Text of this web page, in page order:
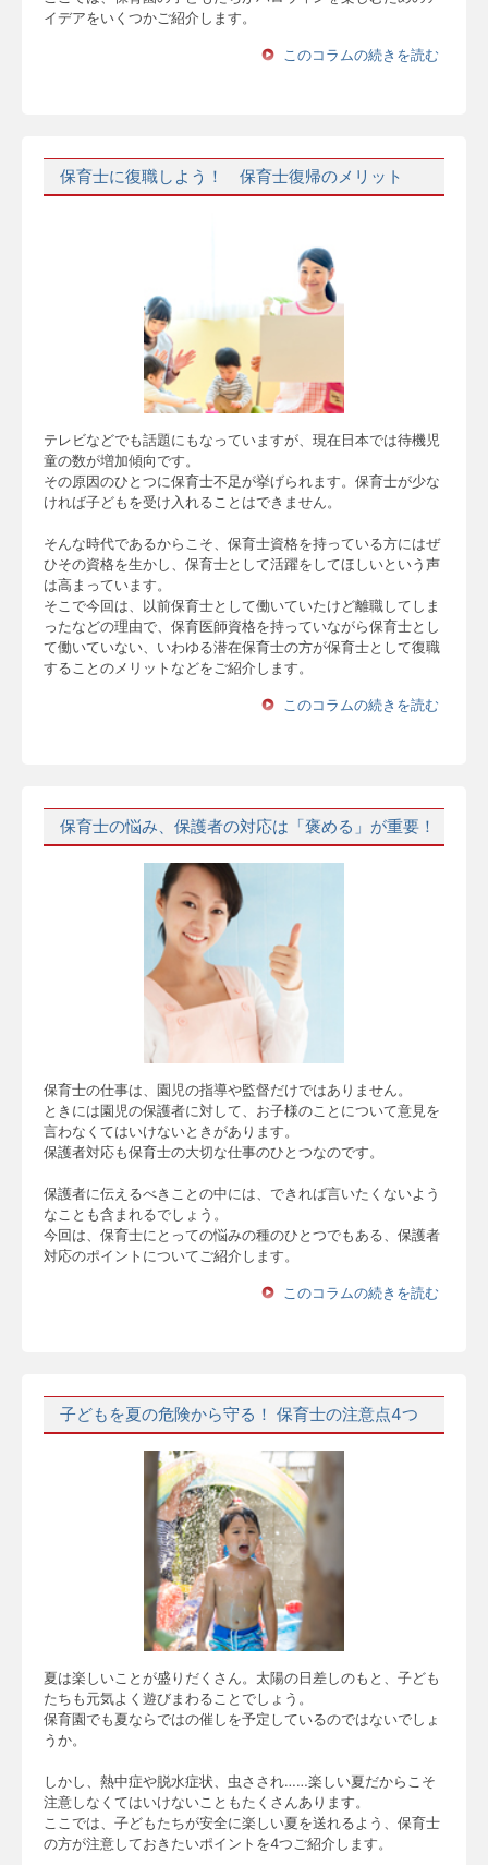
イデアをいくつかご紹介します。
このコラムの続きを読む
保育士に復職しよう！ 保育士復帰のメリット
テレビなどでも話題にもなっていますが、現在日本では待機児
童の数が増加傾向です。
その原因のひとつに保育士不足が挙げられます。保育士が少な
ければ子どもを受け入れることはできません。
そんな時代であるからこそ、保育士資格を持っている方にはぜ
ひその資格を生かし、保育士として活躍をしてほしいという声
は高まっています。
そこで今回は、以前保育士として働いていたけど離職してしま
ったなどの理由で、保育医師資格を持っていながら保育士とし
て働いていない、いわゆる潜在保育士の方が保育士として復職
することのメリットなどをご紹介します。
このコラムの続きを読む
保育士の悩み、保護者の対応は「褒める」が重要！
保育士の仕事は、園児の指導や監督だけではありません。
ときには園児の保護者に対して、お子様のことについて意見を
言わなくてはいけないときがあります。
保護者対応も保育士の大切な仕事のひとつなのです。
保護者に伝えるべきことの中には、できれば言いたくないよう
なことも含まれるでしょう。
今回は、保育士にとっての悩みの種のひとつでもある、保護者
対応のポイントについてご紹介します。
このコラムの続きを読む
子どもを夏の危険から守る！ 保育士の注意点4つ
夏は楽しいことが盛りだくさん。太陽の日差しのもと、子ども
たちも元気よく遊びまわることでしょう。
保育園でも夏ならではの催しを予定しているのではないでしょ
うか。
しかし、熱中症や脱水症状、虫さされ……楽しい夏だからこそ
注意しなくてはいけないこともたくさんあります。
ここでは、子どもたちが安全に楽しい夏を送れるよう、保育士
の方が注意しておきたいポイントを4つご紹介します。